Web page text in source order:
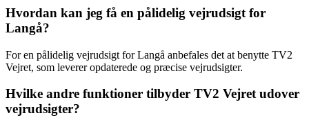
Hvordan kan jeg få en pålidelig vejrudsigt for
Langå?
For en pålidelig vejrudsigt for Langå anbefales det at benytte TV2
Vejret, som leverer opdaterede og præcise vejrudsigter.
Hvilke andre funktioner tilbyder TV2 Vejret udover
vejrudsigter?